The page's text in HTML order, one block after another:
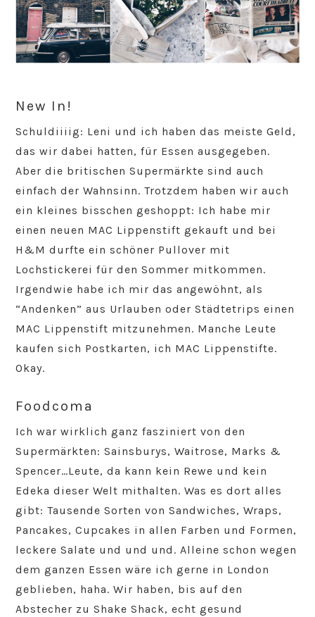
New In!
Schuldiiiig: Leni und ich haben das meiste Geld,
das wir dabei hatten, für Essen ausgegeben.
Aber die britischen Supermärkte sind auch
einfach der Wahnsinn. Trotzdem haben wir auch
ein kleines bisschen geshoppt: Ich habe mir
einen neuen MAC Lippenstift gekauft und bei
H&M durfte ein schöner Pullover mit
Lochstickerei für den Sommer mitkommen.
Irgendwie habe ich mir das angewöhnt, als
“Andenken” aus Urlauben oder Städtetrips einen
MAC Lippenstift mitzunehmen. Manche Leute
kaufen sich Postkarten, ich MAC Lippenstifte.
Okay.
Foodcoma
Ich war wirklich ganz fasziniert von den
Supermärkten: Sainsburys, Waitrose, Marks &
Spencer…Leute, da kann kein Rewe und kein
Edeka dieser Welt mithalten. Was es dort alles
gibt: Tausende Sorten von Sandwiches, Wraps,
Pancakes, Cupcakes in allen Farben und Formen,
leckere Salate und und und. Alleine schon wegen
dem ganzen Essen wäre ich gerne in London
geblieben, haha. Wir haben, bis auf den
Abstecher zu Shake Shack, echt gesund